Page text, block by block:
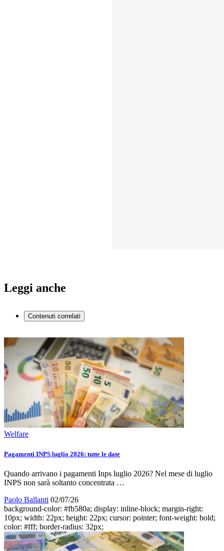
Leggi anche
Contenuti correlati
Welfare
Pagamenti INPS luglio 2026: tutte le date
Quando arrivano i pagamenti Inps luglio 2026? Nel mese di luglio
INPS non sarà soltanto concentrata …
Paolo Ballanti 02/07/26
background-color: #fb580a; display: inline-block; margin-right:
10px; width: 22px; height: 22px; cursor: pointer; font-weight: bold;
color: #fff; border-radius: 32px;